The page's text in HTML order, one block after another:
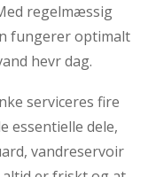
regelmæssig
fungerer optimalt
hevr dag.
serviceres fire
essentielle dele,
vandreservoir